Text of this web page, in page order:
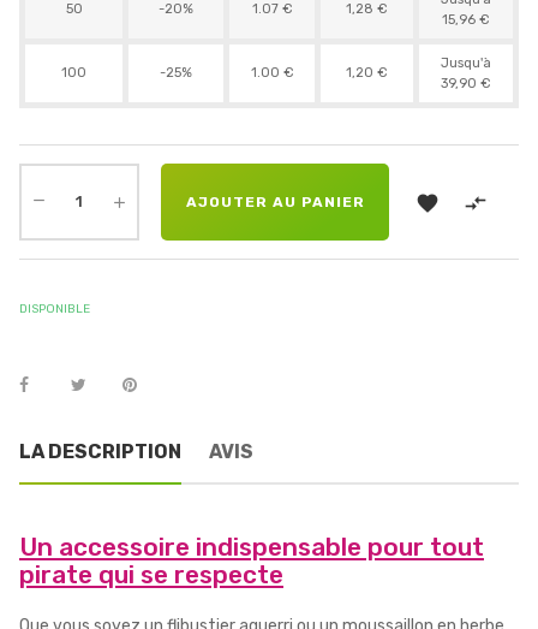
50 -20% 1.07 € 1,28 €
15,96 €
100 -25% 1.00 € 1,20 €
Jusqu'à
39,90 €
AJOUTER AU PANIER  
DISPONIBLE
LA DESCRIPTION AVIS
Un accessoire indispensable pour tout
pirate qui se respecte